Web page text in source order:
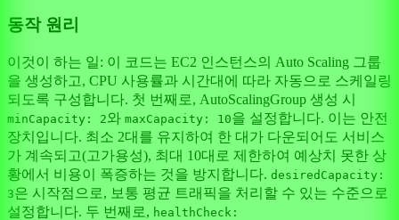
동작 원리
이것이 하는 일: 이 코드는 EC2 인스턴스의 Auto Scaling 그룹
을 생성하고, CPU 사용률과 시간대에 따라 자동으로 스케일링
되도록 구성합니다. 첫 번째로, AutoScalingGroup 생성 시
minCapacity: 2와 maxCapacity: 10을 설정합니다. 이는 안전
장치입니다. 최소 2대를 유지하여 한 대가 다운되어도 서비스
가 계속되고(고가용성), 최대 10대로 제한하여 예상치 못한 상
황에서 비용이 폭증하는 것을 방지합니다. desiredCapacity:
3은 시작점으로, 보통 평균 트래픽을 처리할 수 있는 수준으로
설정합니다. 두 번째로, healthCheck: